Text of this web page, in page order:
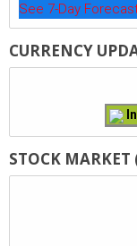
See 7-Day
CURRENCY
STOCK MARKET